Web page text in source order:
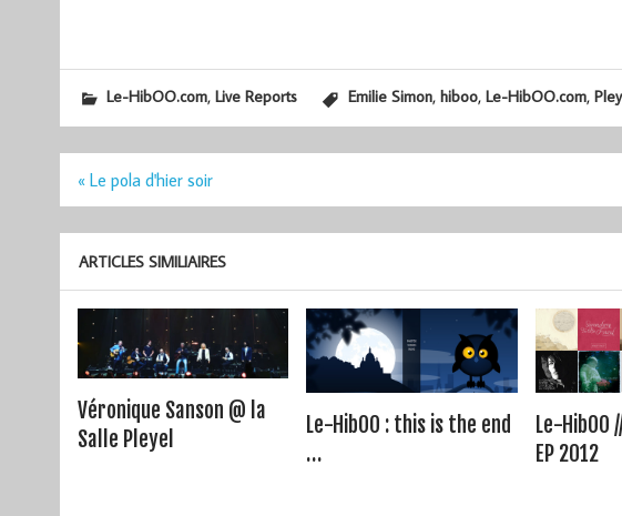
Le-HibOO.com, Live Reports Emilie Simon, hiboo, Le-HibOO.com,
Navigation
l’article
« Le pola d'hier soir
ARTICLES SIMILIAIRES
Véronique Sanson @ la
Salle Pleyel
Le-HibOO : this is the end
…
Le-HibOO
EP 2012